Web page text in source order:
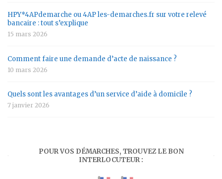
HPY*4APdemarche ou 4AP les-demarches.fr sur votre relevé
bancaire : tout s’explique
15 mars 2026
Comment faire une demande d’acte de naissance ?
10 mars 2026
Quels sont les avantages d’un service d’aide à domicile ?
7 janvier 2026
POUR VOS DÉMARCHES, TROUVEZ LE BON
INTERLOCUTEUR :